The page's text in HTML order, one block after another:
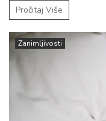
Pročitaj Više
Zanimljivosti